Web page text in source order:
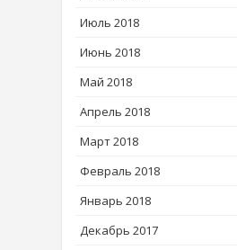
Июль 2018
Июнь 2018
Май 2018
Апрель 2018
Март 2018
Февраль 2018
Январь 2018
Декабрь 2017